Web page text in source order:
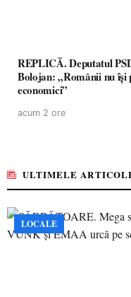
REPLICĂ. Deputatul
Bolojan: „Românii nu
economici”
acum 2 ore
ULTIMELE
LOCALE